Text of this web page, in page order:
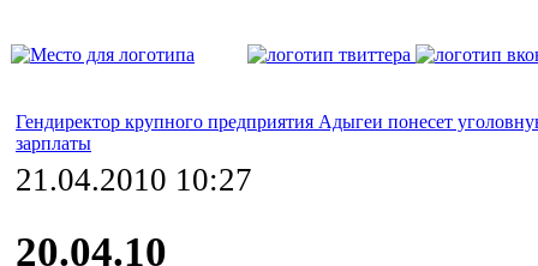
Гендиректор крупного предприятия Адыгеи понесет
зарплаты
21.04.2010 10:27
20.04.10